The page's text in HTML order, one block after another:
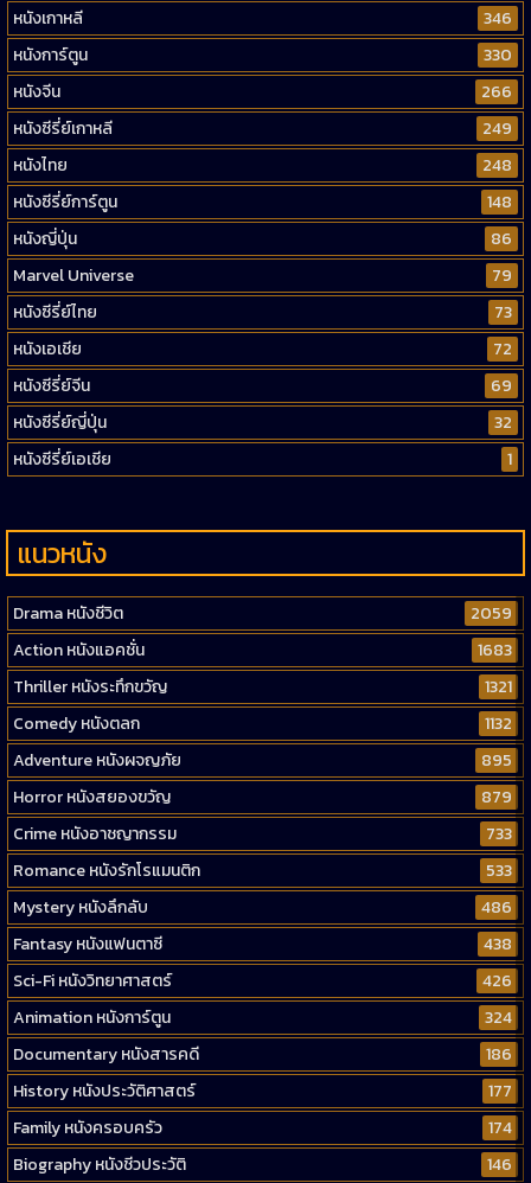
หนังเกาหลี
346
หนังการ์ตูน
330
หนังจีน
266
หนังซีรี่ย์เกาหลี
249
หนังไทย
248
หนังซีรี่ย์การ์ตูน
148
หนังญี่ปุ่น
86
Marvel Universe
79
หนังซีรี่ย์ไทย
73
หนังเอเชีย
72
หนังซีรี่ย์จีน
69
หนังซีรี่ย์ญี่ปุ่น
32
หนังซีรี่ย์เอเชีย
1
แนวหนัง
Drama หนังชีวิต
2059
Action หนังแอคชั่น
1683
Thriller หนังระทึกขวัญ
1321
Comedy หนังตลก
1132
Adventure หนังผจญภัย
895
Horror หนังสยองขวัญ
879
Crime หนังอาชญากรรม
733
Romance หนังรักโรแมนติก
533
Mystery หนังลึกลับ
486
Fantasy หนังแฟนตาซี
438
Sci-Fi หนังวิทยาศาสตร์
426
Animation หนังการ์ตูน
324
Documentary หนังสารคดี
186
History หนังประวัติศาสตร์
177
Family หนังครอบครัว
174
Biography หนังชีวประวัติ
146